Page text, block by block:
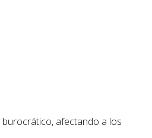
afectando a los